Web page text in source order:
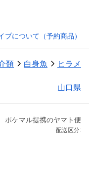
プについて（予約商品）
類 白身魚 ヒラメ
山口県
ポケマル提携のヤマト便
配送区分: